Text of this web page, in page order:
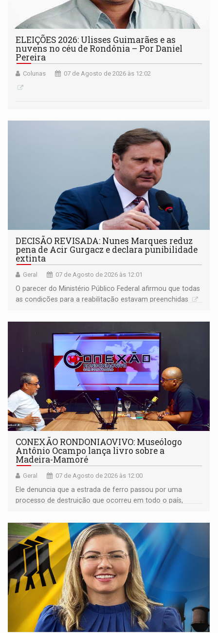
ELEIÇÕES 2026: Ulisses Guimarães e as
nuvens no céu de Rondônia – Por Daniel
Pereira
Colunas 07 de Agosto de 2026 às 12:02
DECISÃO REVISADA: Nunes Marques reduz
pena de Acir Gurgacz e declara punibilidade
extinta
Geral 07 de Agosto de 2026 às 12:01
O parecer do Ministério Público Federal afirmou que todas
as condições para a reabilitação estavam preenchidas
CONEXÃO RONDONIAOVIVO: Museólogo
Antônio Ocampo lança livro sobre a
Madeira-Mamoré
Geral 07 de Agosto de 2026 às 12:00
Ele denuncia que a estrada de ferro passou por uma
processo de destruição que ocorreu em todo o país,